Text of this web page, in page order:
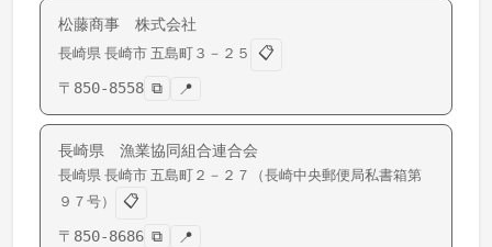
松藤商事 株式会社
長崎県 長崎市 五島町 ３－２５
📋
〒 850-8558 ⧉ 📍
長崎県 漁業協同組合連合会
長崎県 長崎市 五島町 ２－２７（長崎中央郵便局私書箱第
９７号）
📋
〒 850-8686 ⧉ 📍